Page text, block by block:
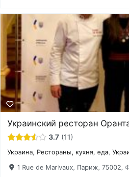
Украинский ресторан
3.7 11
Украина, Рестораны, кухня, еда,
1 Rue de Marivaux, Париж, 75002,